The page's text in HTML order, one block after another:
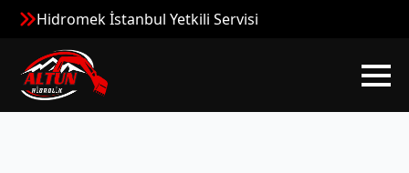
Hidromek İstanbul Yetkili Servisi